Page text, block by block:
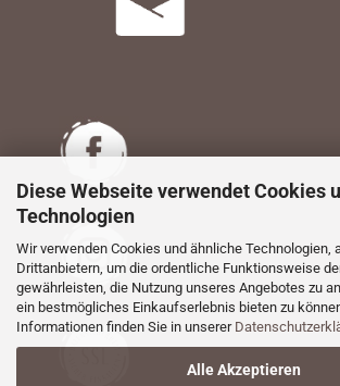
Diese Webseite verwendet Cookies
Technologien
Wir verwenden Cookies und ähnliche Technologien,
Drittanbietern, um die ordentliche Funktionsweise
gewährleisten, die Nutzung unseres Angebotes zu
ein bestmögliches Einkaufserlebnis bieten zu
Informationen finden Sie in unserer
Alle Akzeptieren